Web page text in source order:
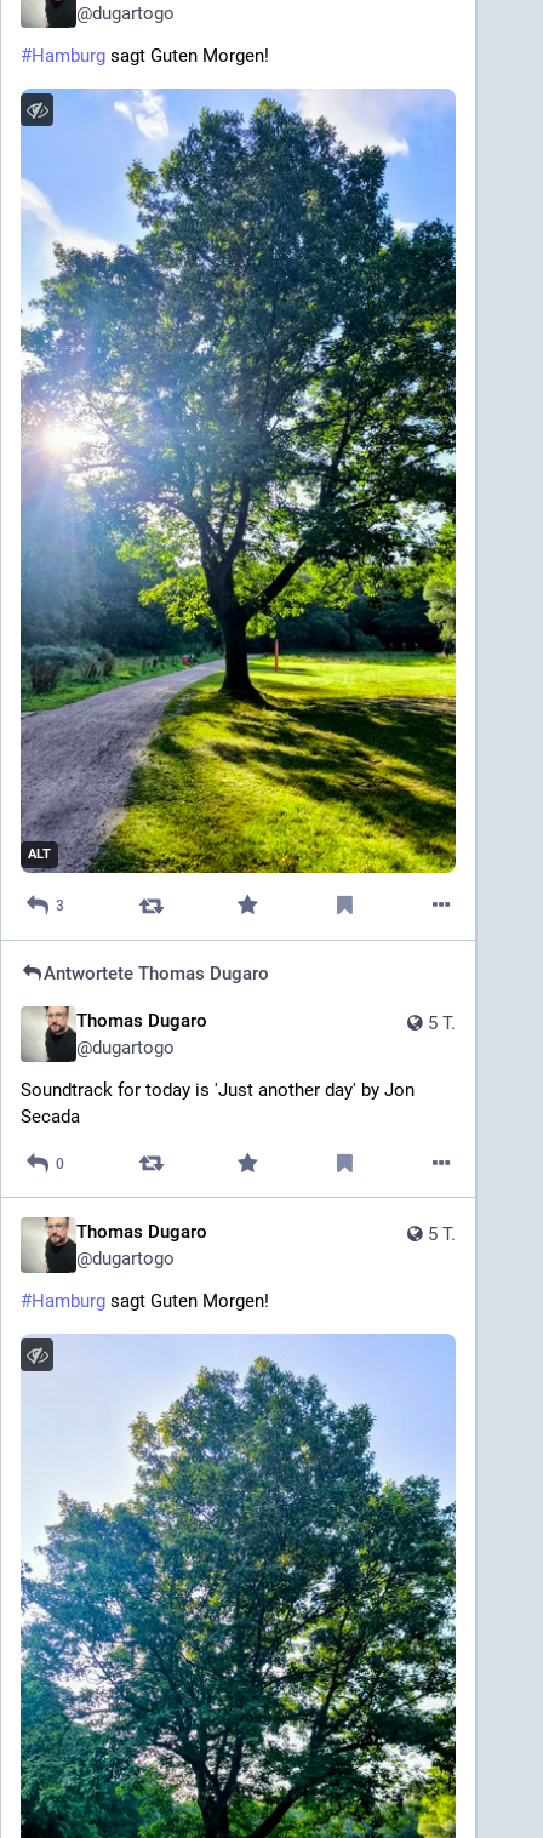
@dugartogo
#Hamburg sagt Guten Morgen!
ALT
3
AntworteteThomas Dugaro
5 T.
Thomas Dugaro
@dugartogo
Soundtrack for today is 'Just another day' by Jon
Secada
0
5 T.
Thomas Dugaro
@dugartogo
#Hamburg sagt Guten Morgen!